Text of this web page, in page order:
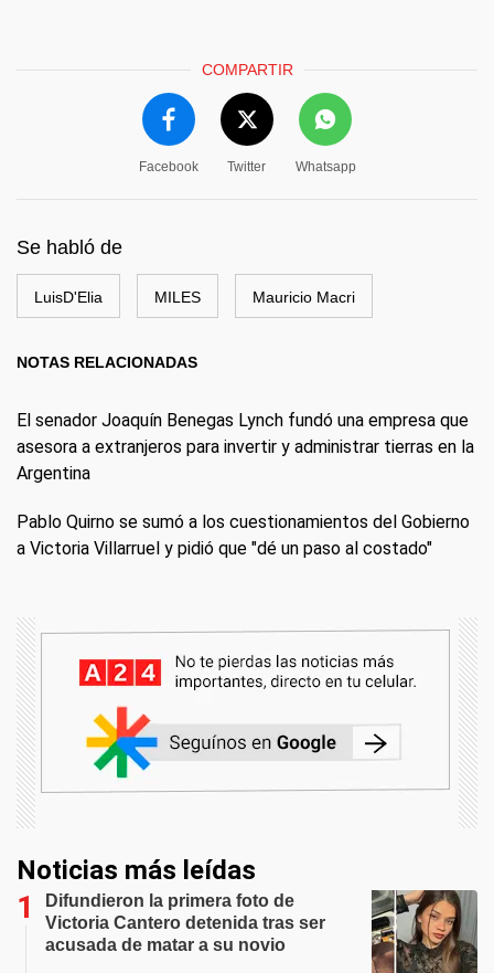
COMPARTIR
Facebook Twitter Whatsapp
Se habló de
LuisD'Elia MILES Mauricio Macri
NOTAS RELACIONADAS
El senador Joaquín Benegas Lynch fundó una empresa que
asesora a extranjeros para invertir y administrar tierras en la
Argentina
Pablo Quirno se sumó a los cuestionamientos del Gobierno
a Victoria Villarruel y pidió que "dé un paso al costado"
Noticias más leídas
Difundieron la primera foto de
Victoria Cantero detenida tras ser
acusada de matar a su novio